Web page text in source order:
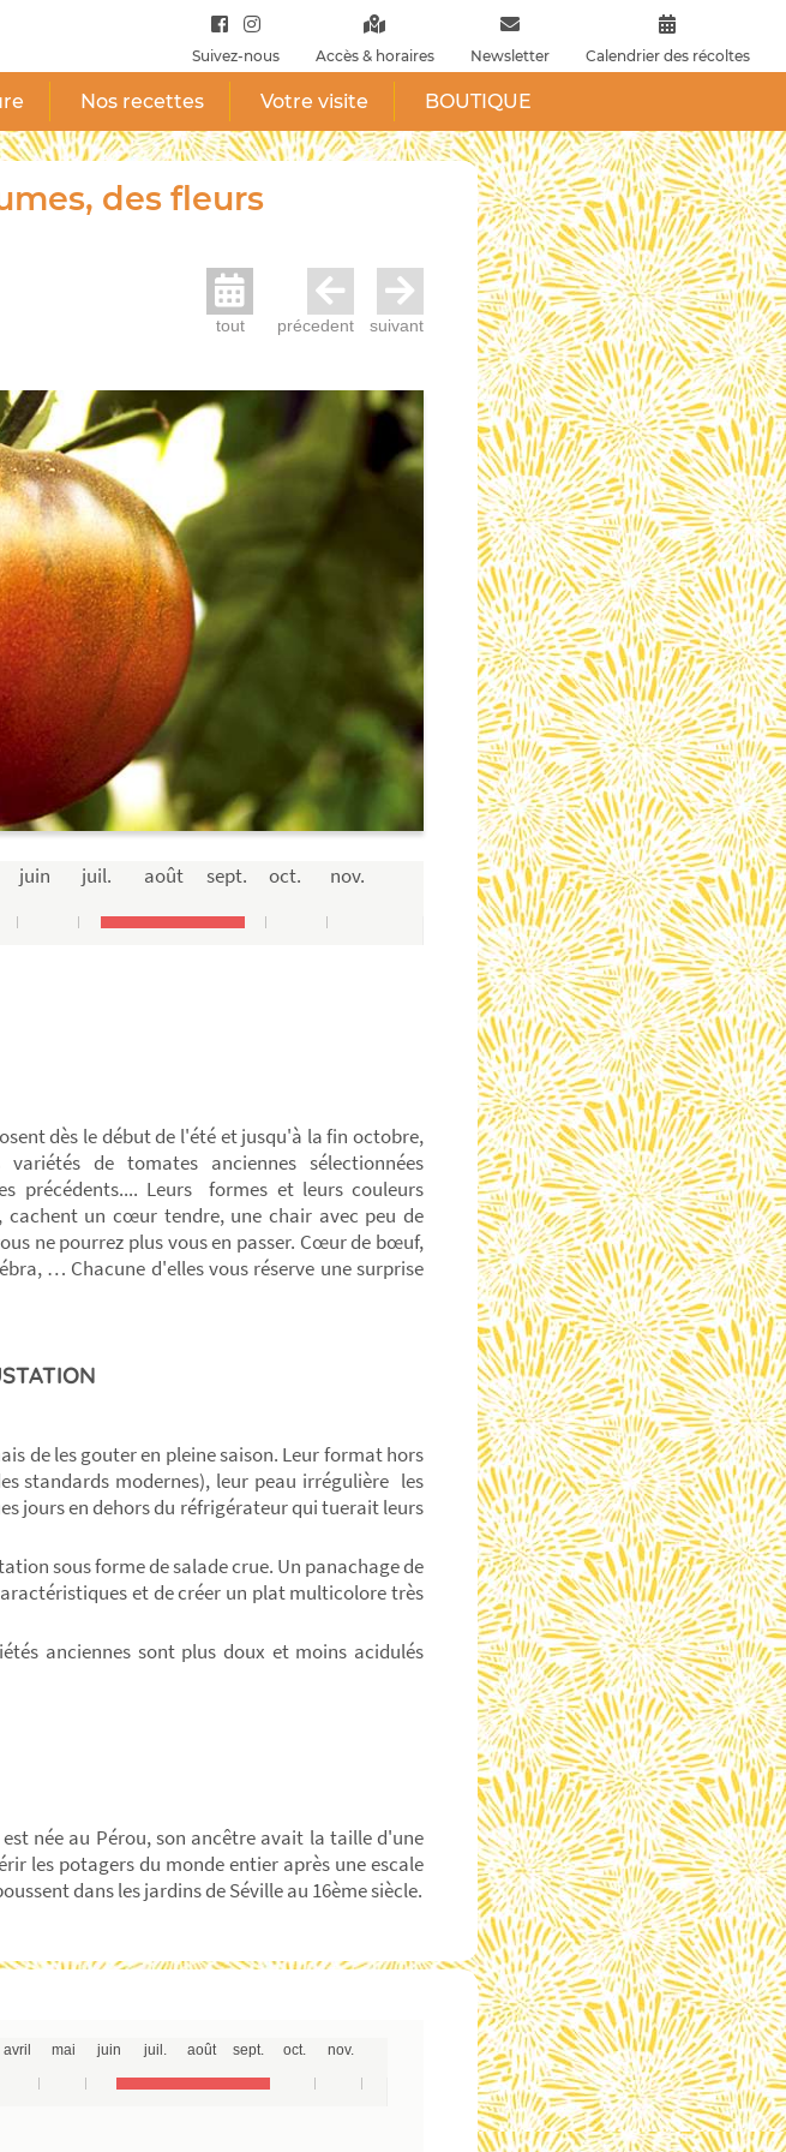
Suivez-nous Accès & horaires Newsletter Calendrier des récoltes
Nos recettes Votre visite BOUTIQUE
des fleurs
tout précedent suivant
juin juil. août sept. oct. nov.
dès le début de l'été et jusqu'à la fin octobre,
de tomates anciennes sélectionnées
précédents.... Leurs formes et leurs couleurs
cachent un cœur tendre, une chair avec peu de
ne pourrez plus vous en passer. Cœur de bœuf,
… Chacune d'elles vous réserve une surprise
de les gouter en pleine saison. Leur format hors
standards modernes), leur peau irrégulière les
jours en dehors du réfrigérateur qui tuerait leurs
sous forme de salade crue. Un panachage de
et de créer un plat multicolore très
anciennes sont plus doux et moins acidulés
née au Pérou, son ancêtre avait la taille d'une
les potagers du monde entier après une escale
dans les jardins de Séville au 16ème siècle.
avril mai juin juil. août sept. oct. nov.